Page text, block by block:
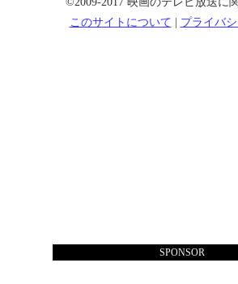
このサイトについて | プライバ
SPONSOR